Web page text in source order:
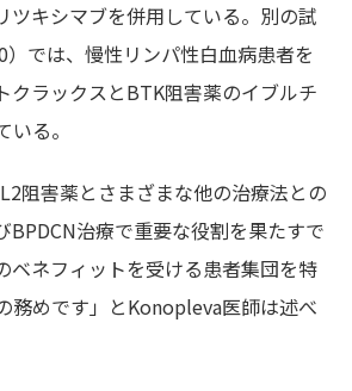
ツキシマブを併用している。別の試
では、慢性リンパ性白血病患者を
クラックスとBTK阻害薬のイブルチ
る。
阻害薬とさまざまな他の治療法との
BPDCN治療で重要な役割を果たすで
ベネフィットを受ける患者集団を特
務めです」とKonopleva医師は述べ